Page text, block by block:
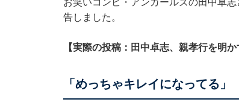
お笑いコンビ・アンガールズの田中卓
告しました。
【実際の投稿：田中卓志、親孝行を明か
「めっちゃキレイになってる」